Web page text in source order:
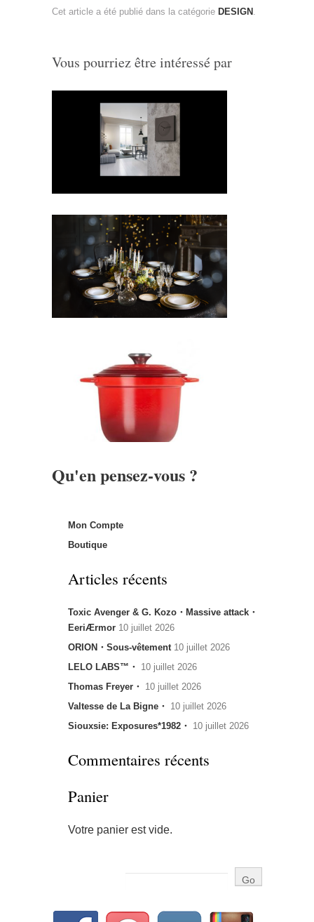
Cet article a été publié dans la catégorie DESIGN
Vous pourriez être intéressé par
Qu'en pensez-vous ?
Mon Compte
Boutique
Articles récents
Toxic Avenger & G. Kozo・Massive attack・
EeriÆrmor 10 juillet 2026
ORION・Sous-vêtement 10 juillet 2026
LELO LABS™・ 10 juillet 2026
Thomas Freyer・ 10 juillet 2026
Valtesse de La Bigne・ 10 juillet 2026
Siouxsie: Exposures*1982・ 10 juillet 2026
Commentaires récents
Panier
Votre panier est vide.